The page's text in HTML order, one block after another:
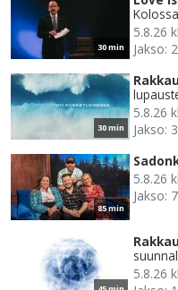
30 min
5.8.26
Jakso:
30 min
5.8.26
Jakso:
85 min
5.8.26
Jakso: 7
5.8.26